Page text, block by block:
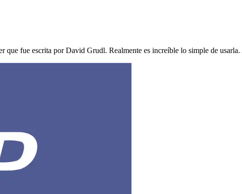
que fue escrita por David Grudl. Realmente es increíble lo simple de